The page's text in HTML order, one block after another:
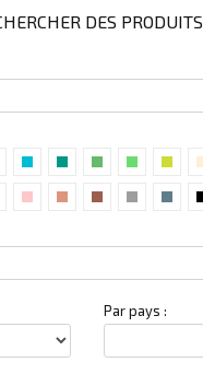
DES PRODUITS
Par pays :